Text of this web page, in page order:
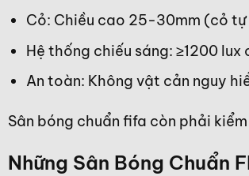
Cỏ: Chiều cao 25-30mm (cỏ
Hệ thống chiếu sáng: ≥1200
An toàn: Không vật cản nguy
Sân bóng chuẩn fifa còn phải
Những Sân Bóng Chuẩn